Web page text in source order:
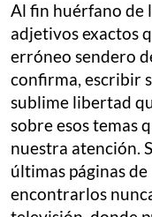
Al fin huérfano de
adjetivos exactos
erróneo sendero
confirma, escribir
sublime libertad
sobre esos temas
nuestra atención.
últimas páginas
encontrarlos